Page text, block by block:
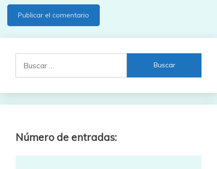
Número de entradas: